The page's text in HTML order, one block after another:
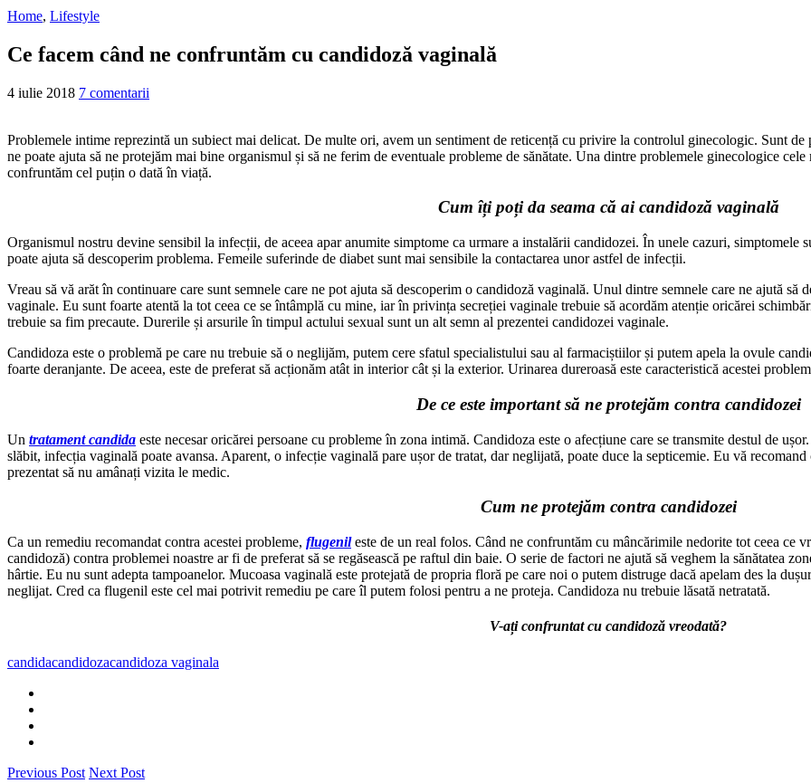
Home, Lifestyle
Ce facem când ne confruntăm cu candidoză vaginală
4 iulie 2018 7 comentarii
Problemele intime reprezintă un subiect mai delicat. De multe ori, avem un sentiment de reticență cu privire la controlul ginecologic. Sunt de
ne poate ajuta să ne protejăm mai bine organismul și să ne ferim de eventuale probleme de sănătate. Una dintre problemele ginecologice
confruntăm cel puțin o dată în viață.
Cum îți poți da seama că ai candidoză vaginală
Organismul nostru devine sensibil la infecții, de aceea apar anumite simptome ca urmare a instalării candidozei. În unele cazuri,
poate ajuta să descoperim problema. Femeile suferinde de diabet sunt mai sensibile la contactarea unor astfel de infecții.
Vreau să vă arăt în continuare care sunt semnele care ne pot ajuta să descoperim o candidoză vaginală. Unul dintre semnele care ne ajută să
vaginale. Eu sunt foarte atentă la tot ceea ce se întâmplă cu mine, iar în privința secreției vaginale trebuie să acordăm atenție oricărei
trebuie sa fim precaute. Durerile și arsurile în timpul actului sexual sunt un alt semn al prezentei candidozei vaginale.
Candidoza este o problemă pe care nu trebuie să o neglijăm, putem cere sfatul specialistului sau al farmaciștiilor și putem apela la ovule
foarte deranjante. De aceea, este de preferat să acționăm atât in interior cât și la exterior. Urinarea dureroasă este caracteristică acestei
De ce este important să ne protejăm contra candidozei
Un tratament candida este necesar oricărei persoane cu probleme în zona intimă. Candidoza este o afecțiune care se transmite destul de
slăbit, infecția vaginală poate avansa. Aparent, o infecție vaginală pare ușor de tratat, dar neglijată, poate duce la septicemie. Eu vă
prezentat să nu amânați vizita le medic.
Cum ne protejăm contra candidozei
Ca un remediu recomandat contra acestei probleme, flugenileste de un real folos. Când ne confruntăm cu mâncărimile nedorite tot ceea ce
candidoză) contra problemei noastre ar fi de preferat să se regăsească pe raftul din baie. O serie de factori ne ajută să veghem la sănătatea
hârtie. Eu nu sunt adepta tampoanelor. Mucoasa vaginală este protejată de propria floră pe care noi o putem distruge dacă apelam des la
neglijat. Cred ca flugenil este cel mai potrivit remediu pe care îl putem folosi pentru a ne proteja. Candidoza nu trebuie lăsată netratată.
V-ați confruntat cu candidoză vreodată?
candidacandidozacandidoza vaginala
Previous Post Next Post